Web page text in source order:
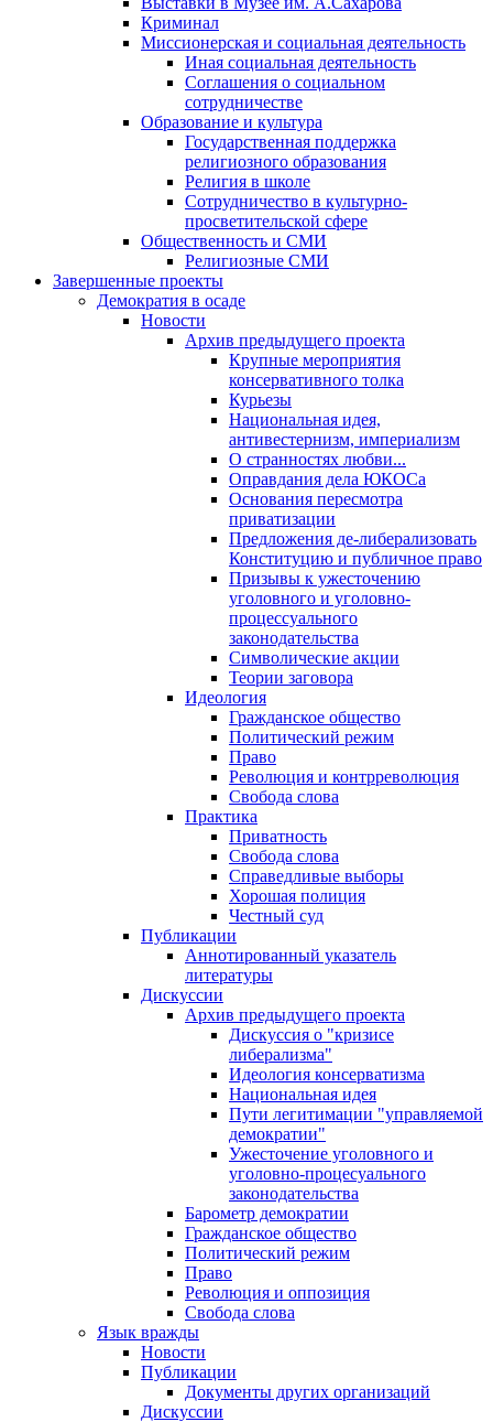
Криминал
Миссионерская и социальная деятельность
Иная социальная деятельность
Соглашения о социальном
сотрудничестве
Образование и культура
Государственная поддержка
религиозного образования
Религия в школе
Сотрудничество в культурно-
просветительской сфере
Общественность и СМИ
Религиозные СМИ
Завершенные проекты
Демократия в осаде
Новости
Архив предыдущего проекта
Крупные мероприятия
консервативного толка
Курьезы
Национальная идея,
антивестернизм, империализм
О странностях любви...
Оправдания дела ЮКОСа
Основания пересмотра
приватизации
Предложения де-либерализовать
Конституцию и публичное право
Призывы к ужесточению
уголовного и уголовно-
процессуального
законодательства
Символические акции
Теории заговора
Идеология
Гражданское общество
Политический режим
Право
Революция и контрреволюция
Свобода слова
Практика
Приватность
Свобода слова
Справедливые выборы
Хорошая полиция
Честный суд
Публикации
Аннотированный указатель
литературы
Дискуссии
Архив предыдущего проекта
Дискуссия о "кризисе
либерализма"
Идеология консерватизма
Национальная идея
Пути легитимации "управляемой
демократии"
Ужесточение уголовного и
уголовно-процесуального
законодательства
Барометр демократии
Гражданское общество
Политический режим
Право
Революция и оппозиция
Свобода слова
Язык вражды
Новости
Публикации
Документы других организаций
Дискуссии